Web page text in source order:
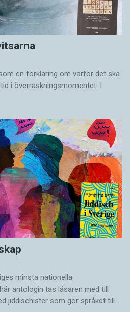
en förklaring om varför det ska
i överrask­ningsmomentet. I
minsta nationella
antologin tas läsaren med till
jiddischister som gör språket till…